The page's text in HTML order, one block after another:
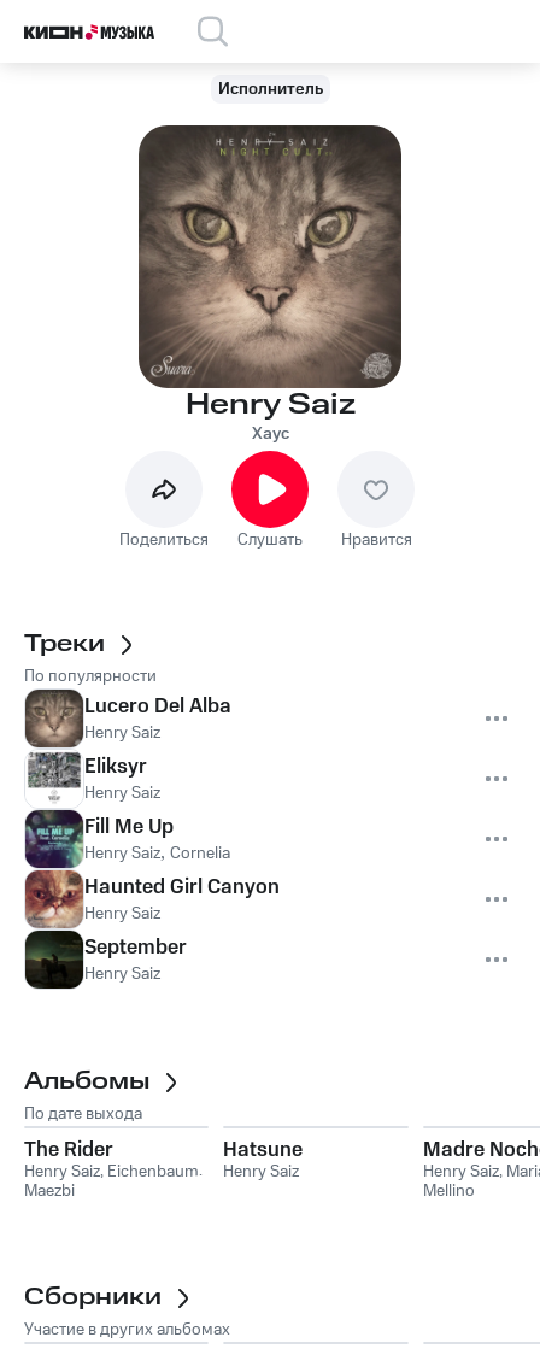
Исполнитель
Henry Saiz
Хаус
Поделиться Слушать Нравится
Треки
По популярности
Lucero Del Alba
Henry Saiz
Eliksyr
Henry Saiz
Fill Me Up
Henry Saiz, Cornelia
Haunted Girl Canyon
Henry Saiz
September
Henry Saiz
Альбомы
По дате выхода
The Rider
Henry Saiz, Eichenbaum,
Maezbi
Hatsune
Henry Saiz
Madre
Henry Saiz,
Mellino
Сборники
Участие в других альбомах